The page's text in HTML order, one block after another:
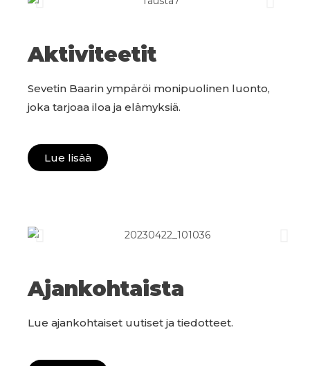
Aktiviteetit
Sevetin Baarin ympäröi monipuolinen luonto,
joka tarjoaa iloa ja elämyksiä.
Lue lisää
Ajankohtaista
Lue ajankohtaiset uutiset ja tiedotteet.